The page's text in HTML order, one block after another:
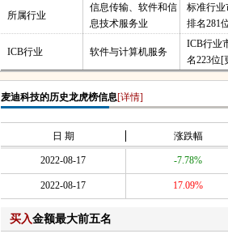
所属行业
信息传输、软件和信
息技术服务业
标准行业
排名281
ICB行业 软件与计算机服务
ICB行业
名223位[
麦迪科技的历史龙虎榜信息[详情]
日 期 涨跌幅
2022-08-17 -7.78%
2022-08-17 17.09%
买入金额最大前五名